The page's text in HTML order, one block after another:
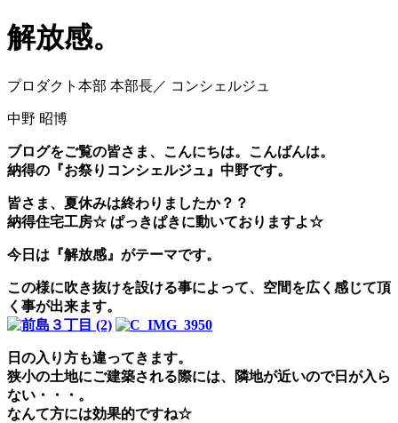
解放感。
プロダクト本部 本部長／ コンシェルジュ
中野 昭博
ブログをご覧の皆さま、こんにちは。こんばんは。
納得の『お祭りコンシェルジュ』中野です。
皆さま、夏休みは終わりましたか？？
納得住宅工房☆ ぱっきぱきに動いておりますよ☆
今日は『解放感』がテーマです。
この様に吹き抜けを設ける事によって、空間を広く感じて頂
く事が出来ます。
日の入り方も違ってきます。
狭小の土地にご建築される際には、隣地が近いので日が入ら
ない・・・。
なんて方には効果的ですね☆